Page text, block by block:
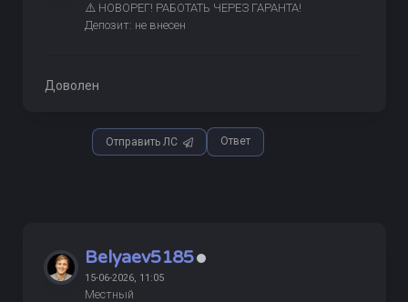
⚠️ НОВОРЕГ! РАБОТАТЬ ЧЕРЕЗ ГАРАНТА!
Депозит: не внесен
Доволен
Отправить ЛС Ответ
Belyaev5185
15-06-2026, 11:05
Местный